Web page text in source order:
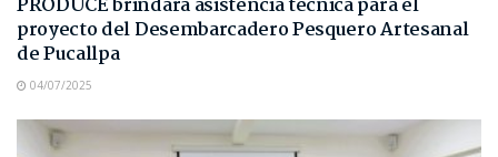
proyecto del Desembarcadero Pesquero Artesanal
de Pucallpa
04/07/2025